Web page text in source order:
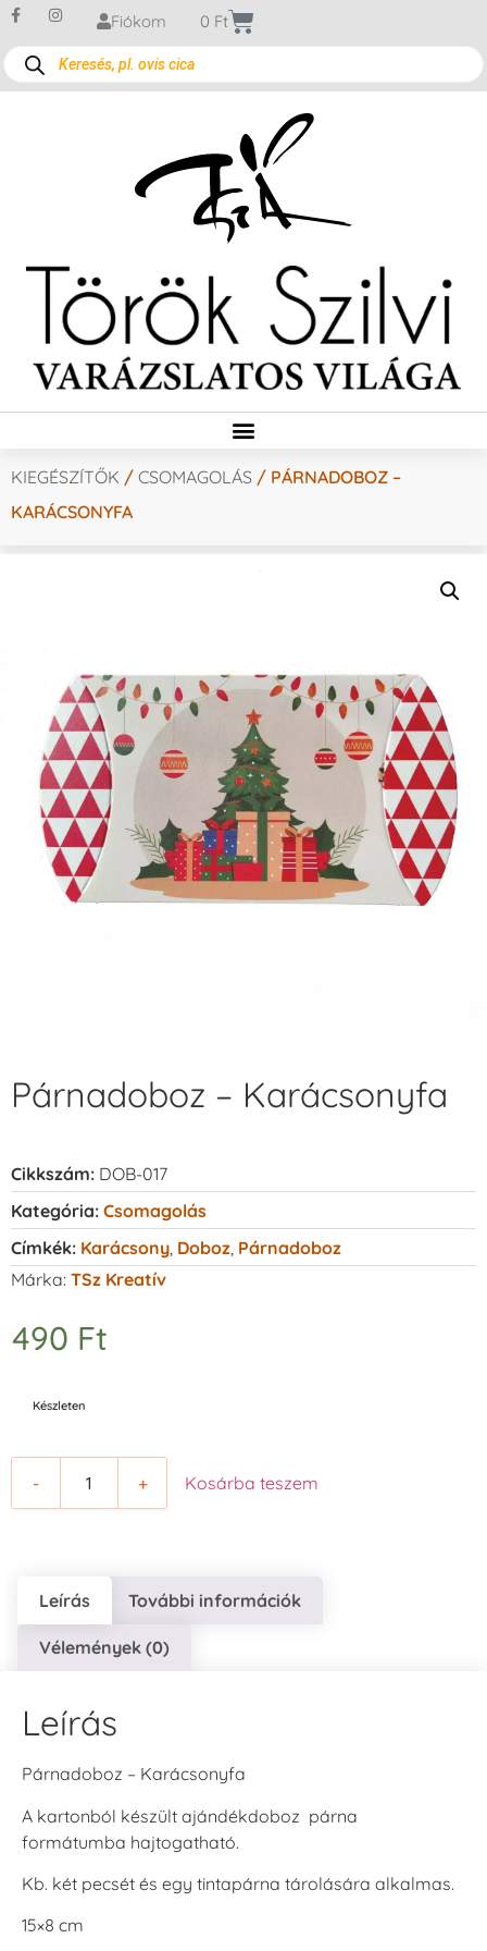
Fiókom 0 Ft
KIEGÉSZÍTŐK / CSOMAGOLÁS / PÁRNADOBOZ –
KARÁCSONYFA
Párnadoboz – Karácsonyfa
Cikkszám: DOB-017
Kategória: Csomagolás
Címkék: Karácsony Doboz Párnadoboz
Márka: TSz Kreatív
490 Ft
Készleten
- + Kosárba teszem
Leírás További információk
Vélemények (0)
Leírás
Párnadoboz – Karácsonyfa
A kartonból készült ajándékdoboz párna
formátumba hajtogatható.
Kb. két pecsét és egy tintapárna tárolására alkalmas.
15×8 cm